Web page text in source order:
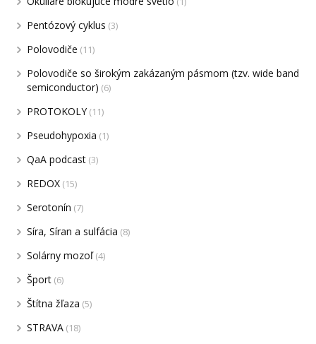
Pentózový cyklus (3)
Polovodiče (11)
Polovodiče so širokým zakázaným pásmom (tzv. wide band
semiconductor) (6)
PROTOKOLY(11)
Pseudohypoxia (1)
QaA podcast (3)
REDOX (15)
Serotonín (7)
Síra, Síran a sulfácia (8)
Solárny mozoľ(4)
Šport (6)
Štítna žľaza (5)
STRAVA (18)